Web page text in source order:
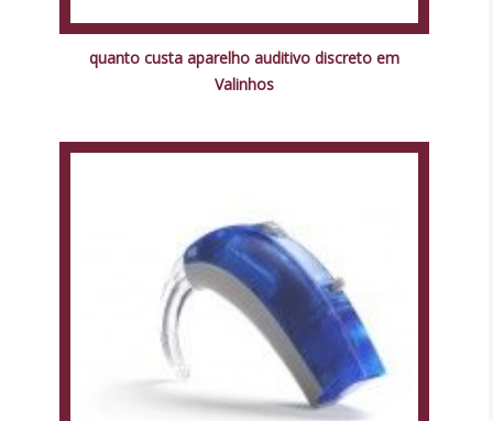
quanto custa aparelho auditivo discreto em
Valinhos